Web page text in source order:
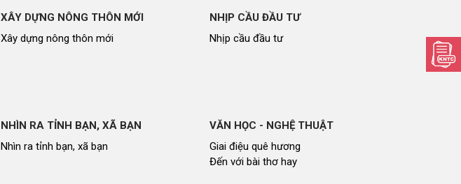
XÂY DỰNG NÔNG THÔN MỚI
Xây dựng nông thôn mới
NHỊP CẦU ĐẦU TƯ
Nhịp cầu đầu tư
NHÌN RA TỈNH BẠN, XÃ BẠN
Nhìn ra tỉnh bạn, xã bạn
VĂN HỌC - NGHỆ THUẬT
Giai điệu quê hương
Đến với bài thơ hay